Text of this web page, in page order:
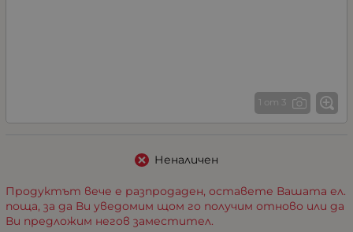
1 от 3
Неналичен
Продуктът вече е разпродаден, оставете Вашата ел.
поща, за да Ви уведомим щом го получим отново или да
Ви предложим негов заместител.